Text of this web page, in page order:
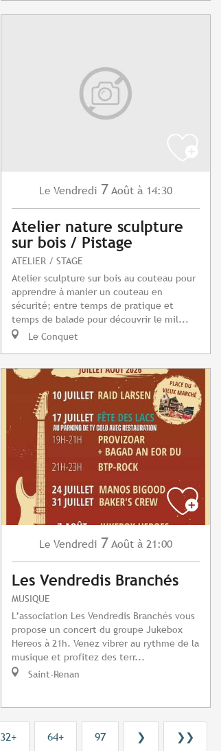
Le Vendredi 7 Août à 14:30
Atelier nature sculpture
sur bois / Pistage
ATELIER / STAGE
Atelier sculpture sur bois au couteau pour
apprendre à manier un couteau en
sécurité; entre temps de pratique et
temps de balade pour découvrir le mil...
Le Conquet
Le Vendredi 7 Août à 21:00
Les Vendredis Branchés
MUSIQUE
L’association Les Vendredis Branchés vous
propose un concert du groupe Jukebox
Hereos à 21h. Venez vibrer au rythme de la
musique et profitez des terr...
Saint-Renan
32+ 64+ 97 ❯ ❯❯